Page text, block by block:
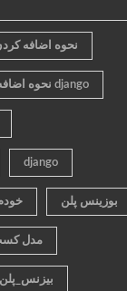
نحوه اضافه
نحوه اضافه کردن لایک به پست ها در django
django
بوزینس پلن
مدل
بیزنس_پلن